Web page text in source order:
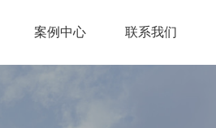
案例中心 联系我们